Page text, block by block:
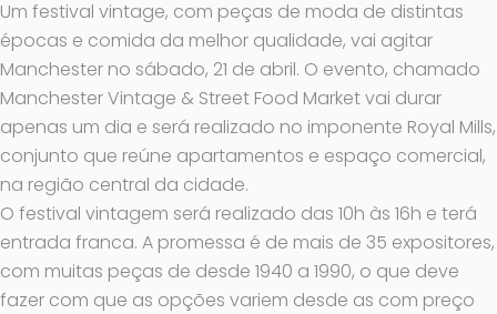
Um festival vintage, com peças de moda de distintas
épocas e comida da melhor qualidade, vai agitar
Manchester no sábado, 21 de abril. O evento, chamado
Manchester Vintage & Street Food Market vai durar
apenas um dia e será realizado no imponente Royal Mills,
conjunto que reúne apartamentos e espaço comercial,
na região central da cidade.
O festival vintagem será realizado das 10h às 16h e terá
entrada franca. A promessa é de mais de 35 expositores,
com muitas peças de desde 1940 a 1990, o que deve
fazer com que as opções variem desde as com preço